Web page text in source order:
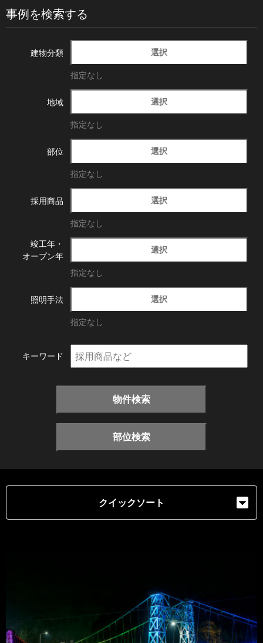
事例を検索する
建物分類 選択
指定なし
地域 選択
指定なし
部位 選択
指定なし
採用商品 選択
指定なし
竣工年・
オープン年
選択
指定なし
照明手法 選択
指定なし
キーワード
物件検索
部位検索
クイックソート